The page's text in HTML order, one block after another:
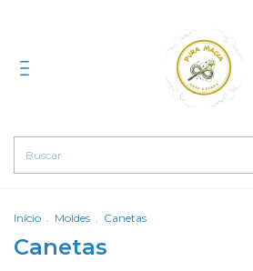
Início . Moldes . Canetas
Canetas